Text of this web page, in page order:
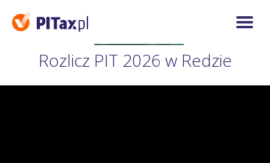
Rozlicz PIT 2026 w Redzie